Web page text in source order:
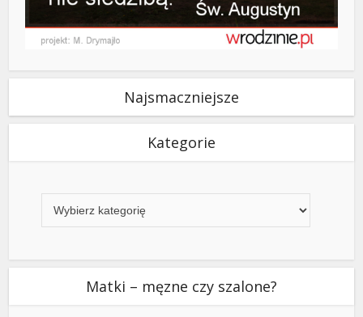
Najsmaczniejsze
Kategorie
Matki – męzne czy szalone?